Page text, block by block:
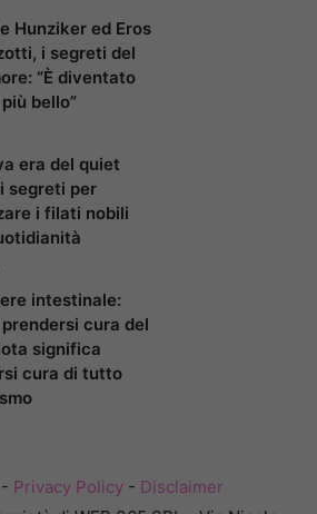
Hunziker ed Eros
i segreti del
“È diventato
bello”
era del quiet
segreti per
i filati nobili
intestinale:
cura del
significa
cura di tutto
- Privacy Policy- Disclaimer